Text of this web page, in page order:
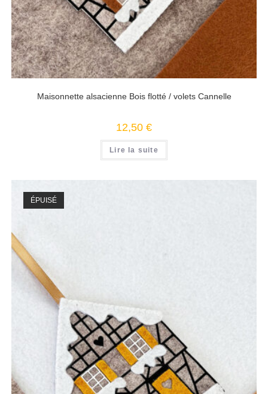
Maisonnette alsacienne Bois flotté / volets Cannelle
12,50 €
Lire la suite
ÉPUISÉ